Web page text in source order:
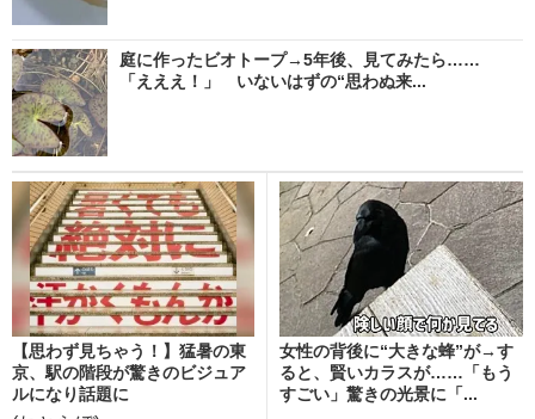
庭に作ったビオトープ→5年後、見てみたら……
「えええ！」 いないはずの“思わぬ来...
【思わず見ちゃう！】猛暑の東
京、駅の階段が驚きのビジュア
ルになり話題に
女性の背後に“大きな蜂”が→す
ると、賢いカラスが……「もう
すごい」驚きの光景に「...